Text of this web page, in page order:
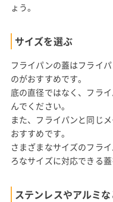
ょう。
サイズを選ぶ
フライパンの蓋はフライ
のがおすすめです。
底の直径ではなく、フラ
んでください。
また、フライパンと同じ
おすすめです。
さまざまなサイズのフラ
ろなサイズに対応できる
ステンレスやアルミ